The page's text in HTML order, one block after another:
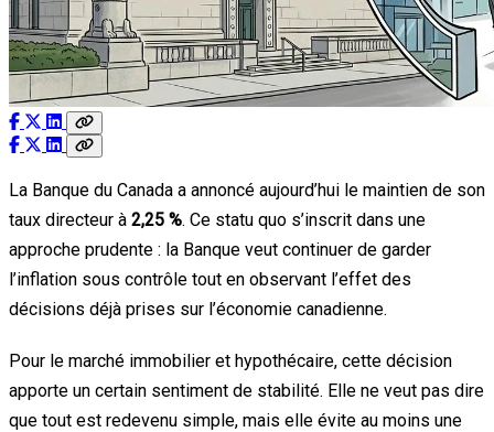
La Banque du Canada a annoncé aujourd’hui le maintien de son
taux directeur à 2,25 %. Ce statu quo s’inscrit dans une
approche prudente : la Banque veut continuer de garder
l’inflation sous contrôle tout en observant l’effet des
décisions déjà prises sur l’économie canadienne.
Pour le marché immobilier et hypothécaire, cette décision
apporte un certain sentiment de stabilité. Elle ne veut pas dire
que tout est redevenu simple, mais elle évite au moins une